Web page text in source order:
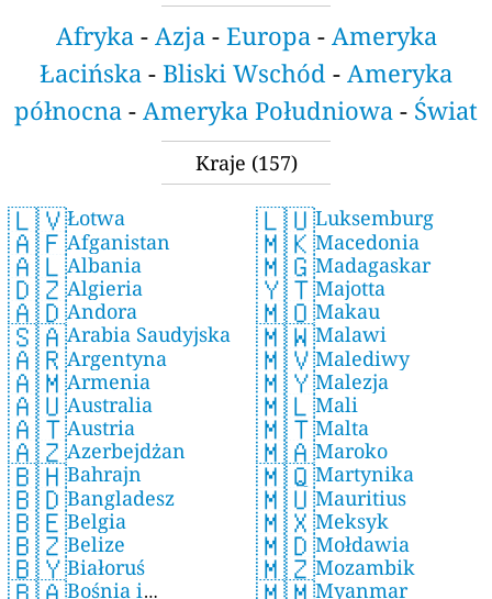
Afryka- Azja- Europa- Ameryka
Łacińska - Bliski Wschód - Ameryka
północna - Ameryka Południowa - Świat
Kraje (157)
🇱🇻Łotwa
🇦🇫Afganistan
🇦🇱Albania
🇩🇿Algieria
🇦🇩Andora
🇸🇦Arabia Saudyjska
🇦🇷Argentyna
🇦🇲Armenia
🇦🇺Australia
🇦🇹Austria
🇦🇿Azerbejdżan
🇧🇭Bahrajn
🇧🇩Bangladesz
🇧🇪Belgia
🇧🇿Belize
🇧🇾Białoruś
Bośnia i
🇱🇺Luksemburg
🇲🇰Macedonia
🇲🇬Madagaskar
🇾🇹Majotta
🇲🇴Makau
🇲🇼Malawi
🇲🇻Malediwy
🇲🇾Malezja
🇲🇱Mali
🇲🇹Malta
🇲🇦Maroko
🇲🇶Martynika
🇲🇺Mauritius
🇲🇽Meksyk
🇲🇩Mołdawia
🇲🇿Mozambik
Myanmar